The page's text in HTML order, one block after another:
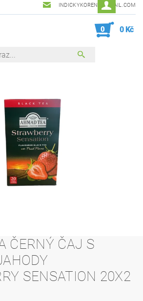
INDICKYKORENI@GMAIL.COM
0 0 Kč
ČERNÝ ČAJ S
SENSATION 20X2